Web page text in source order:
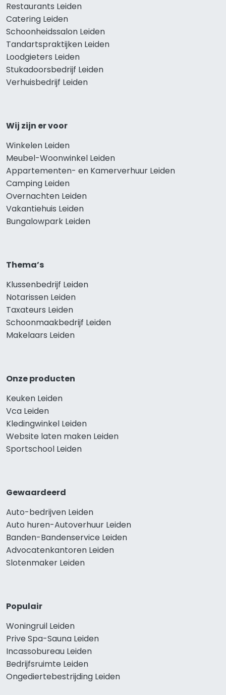
Restaurants Leiden
Catering Leiden
Schoonheidssalon Leiden
Tandartspraktijken Leiden
Loodgieters Leiden
Stukadoorsbedrijf Leiden
Verhuisbedrijf Leiden
Wij zijn er voor
Winkelen Leiden
Meubel-Woonwinkel Leiden
Appartementen- en Kamerverhuur Leiden
Camping Leiden
Overnachten Leiden
Vakantiehuis Leiden
Bungalowpark Leiden
Thema’s
Klussenbedrijf Leiden
Notarissen Leiden
Taxateurs Leiden
Schoonmaakbedrijf Leiden
Makelaars Leiden
Onze producten
Keuken Leiden
Vca Leiden
Kledingwinkel Leiden
Website laten maken Leiden
Sportschool Leiden
Gewaardeerd
Auto-bedrijven Leiden
Auto huren-Autoverhuur Leiden
Banden-Bandenservice Leiden
Advocatenkantoren Leiden
Slotenmaker Leiden
Populair
Woningruil Leiden
Prive Spa-Sauna Leiden
Incassobureau Leiden
Bedrijfsruimte Leiden
Ongediertebestrijding Leiden